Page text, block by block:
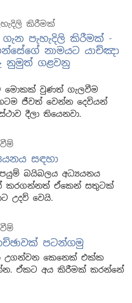
කිරීමක්
ගැන පැහැදිලි කිරීමක් -
නාමයට යාච්ඤා
නුමුත් ගළවනු
මොකක් වුණත් ගැලවීම
ජීවත් වෙන්න දෙවියන්
දීලා තියෙනවා.
සඳහා
බයිබලය අධ්‍යයනය
කරගන්නත් ඒකෙන් සතුටක්
උදව් වෙයි.
පටන්ගමු
උගන්වන කෙනෙක් එක්ක
ඒකට අය කිරීමක් කරන්නේ